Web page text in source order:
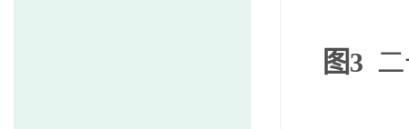
图3